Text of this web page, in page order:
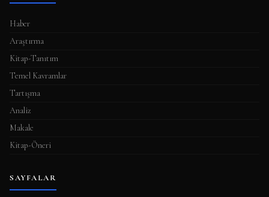
Haber
Araştırma
Kitap-Tanıtım
Temel Kavramlar
Tartışma
Analiz
Makale
Kitap-Öneri
SAYFALAR